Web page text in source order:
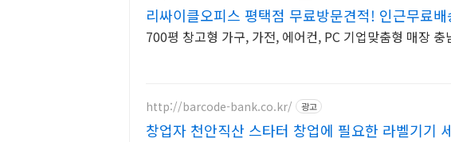
리싸이클오피스 평택점 무료방문견적! 인근무료배
700평 창고형 가구, 가전, 에어컨, PC 기업맞춤형 매장 충
http://barcode-bank.co.kr/ 광고
창업자 천안직산 스타터 창업에 필요한 라벨기기